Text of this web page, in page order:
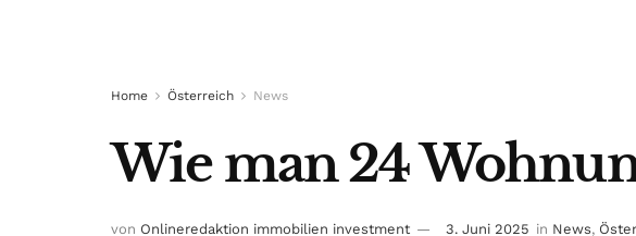
Home Österreich News
Wie man 24
von Onlineredaktion immobilien investment 3. Juni 2025 in News,